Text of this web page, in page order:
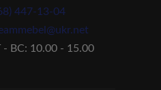
447-13-04
- ВС: 10.00 - 15.00